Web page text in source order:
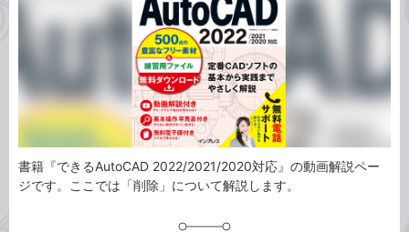
リ
書籍『できるAutoCAD 2022/2021/2020対応』の動画解説ペー
ジです。ここでは「削除」について解説します。